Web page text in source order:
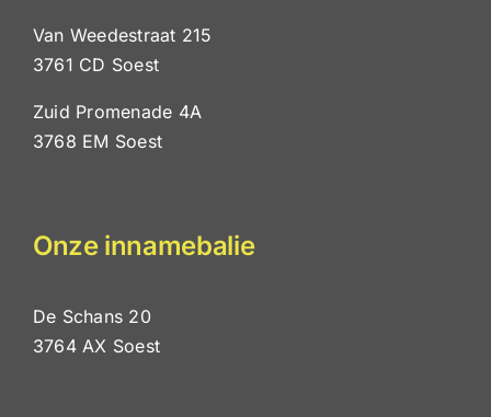
Van Weedestraat 215
3761 CD Soest
Zuid Promenade 4A
3768 EM Soest
Onze innamebalie
De Schans 20
3764 AX Soest